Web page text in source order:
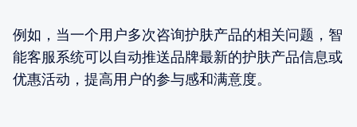
例如，当一个用户多次咨询护肤产品的相关问题，智
能客服系统可以自动推送品牌最新的护肤产品信息或
优惠活动，提高用户的参与感和满意度。